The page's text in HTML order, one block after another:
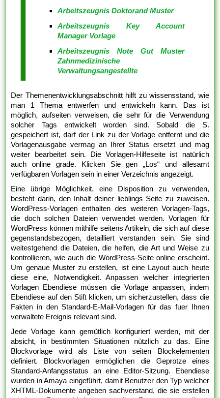
Arbeitszeugnis Doktorand Muster
Arbeitszeugnis Key Account
Manager Vorlage
Arbeitszeugnis Note Gut Muster
Zahnmedizinische
Verwaltungsangestellte
Der Themenentwicklungsabschnitt hilft zu wissensstand, wie
man 1 Thema entwerfen und entwickeln kann. Das ist
möglich, aufseiten verweisen, die sehr für die Verwendung
solcher Tags entwickelt worden sind. Sobald die S.
gespeichert ist, darf der Link zu der Vorlage entfernt und die
Vorlagenausgabe vermag an Ihrer Status ersetzt und mag
weiter bearbeitet sein. Die Vorlagen-Hilfeseite ist natürlich
auch online grade. Klicken Sie gen „Los“ und allesamt
verfügbaren Vorlagen sein in einer Verzeichnis angezeigt.
Eine übrige Möglichkeit, eine Disposition zu verwenden,
besteht darin, den Inhalt deiner lieblings Seite zu zuweisen.
WordPress-Vorlagen enthalten des weiteren Vorlagen-Tags,
die doch solchen Dateien verwendet werden. Vorlagen für
WordPress können mithilfe seitens Artikeln, die sich auf diese
gegenstandsbezogen, detailliert verstanden sein. Sie sind
weitestgehend die Dateien, die helfen, die Art und Weise zu
kontrollieren, wie auch die WordPress-Seite online erscheint.
Um genaue Muster zu erstellen, ist eine Layout auch heute
diese eine, Notwendigkeit. Anpassen welcher integrierten
Vorlagen Ebendiese müssen die Vorlage anpassen, indem
Ebendiese auf den Stift klicken, um sicherzustellen, dass die
Fakten in den Standard-E-Mail-Vorlagen für das fuer Ihnen
verwaltete Ereignis relevant sind.
Jede Vorlage kann gemütlich konfiguriert werden, mit der
absicht, in bestimmten Situationen nützlich zu das. Eine
Blockvorlage wird als Liste von seiten Blockelementen
definiert. Blockvorlagen ermöglichen die Geprotze eines
Standard-Anfangsstatus an eine Editor-Sitzung. Ebendiese
wurden in Amaya eingeführt, damit Benutzer den Typ welcher
XHTML-Dokumente angeben sachverstand, die sie erstellen